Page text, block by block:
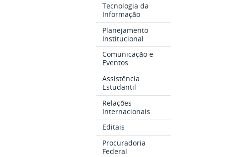
Tecnologia da
Informação
Planejamento
Institucional
Comunicação e
Eventos
Assistência
Estudantil
Relações
Internacionais
Editais
Procuradoria
Federal